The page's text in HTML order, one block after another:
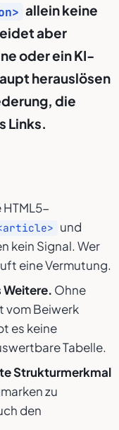
allein keine
aber
oder ein KI-
herauslösen
die
Links.
HTML5-
und
kein Signal. Wer
eine Vermutung.
Weitere. Ohne
vom Beiwerk
es keine
Tabelle.
Strukturmerkmal
zu
den